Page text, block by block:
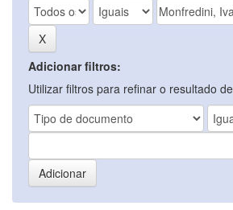
Adicionar filtros:
Utilizar filtros para refinar o resultado